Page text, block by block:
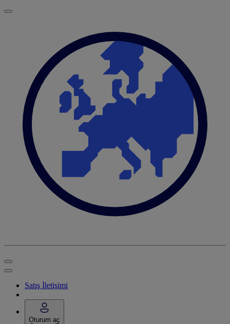
Satış İletişimi
Oturum aç